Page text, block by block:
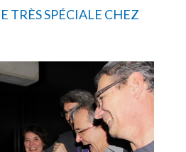
TRÈS SPÉCIALE CHEZ